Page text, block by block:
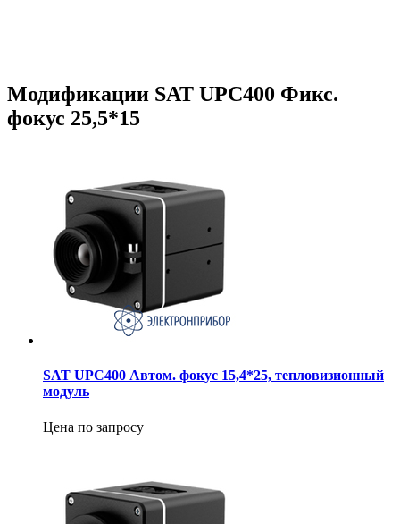
Модификации SAT UPC400 Фикс.
фокус 25,5*15
SAT UPC400 Автом. фокус 15,4*25, тепловизионный
модуль
Цена по запросу